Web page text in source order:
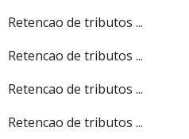
Retencao de tributos ...
Retencao de tributos ...
Retencao de tributos ...
Retencao de tributos ...